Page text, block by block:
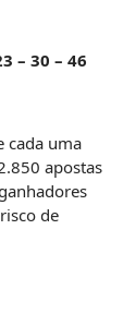
– 30 – 46
cada uma
apostas
de